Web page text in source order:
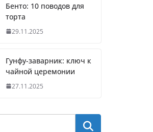
Бенто: 10 поводов для
торта
29.11.2025
Гунфу-заварник: ключ к
чайной церемонии
27.11.2025